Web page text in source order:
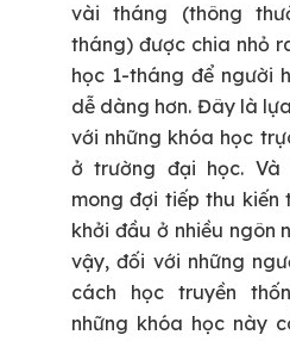
vài tháng (thông
tháng) được chia nhỏ
học 1-tháng để người
dễ dàng hơn. Đây là
với những khóa học
ở trường đại học. Và
mong đợi tiếp thu kiến
khởi đầu ở nhiều ngôn
vậy, đối với những
cách học truyền
những khóa học này